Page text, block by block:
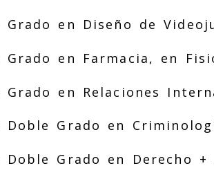
Grado en Diseño de
Grado en Farmacia, en
Grado en Relaciones
Doble Grado en
Doble Grado en Derecho